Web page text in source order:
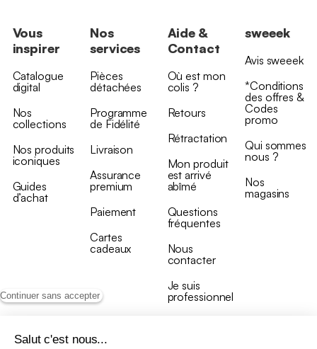
Continuer sans accepter
Salut c'est nous...
Vous
inspirer
Catalogue
digital
Nos
collections
Nos produits
iconiques
Guides
d’achat
Nos
services
Pièces
détachées
Programme
de Fidélité
Livraison
Assurance
premium
Paiement
Cartes
cadeaux
Aide &
Contact
Où est mon
colis ?
Retours
Rétractation
Mon produit
est arrivé
abîmé
Questions
fréquentes
Nous
contacter
Je suis
professionnel
sweeek
Avis sweeek
*Conditions
des offres &
Codes
promo
Qui sommes
nous ?
Nos
magasins